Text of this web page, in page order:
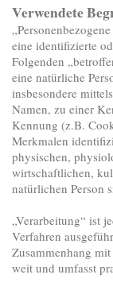
Verwendete
eine identifizierte
Folgenden
eine natürliche
insbesondere
Namen, zu einer
Kennung (z.B.
Merkmalen
physischen,
wirtschaftlichen,
natürlichen Person
„Verarbeitung“ ist
Verfahren
Zusammenhang
weit und umfasst